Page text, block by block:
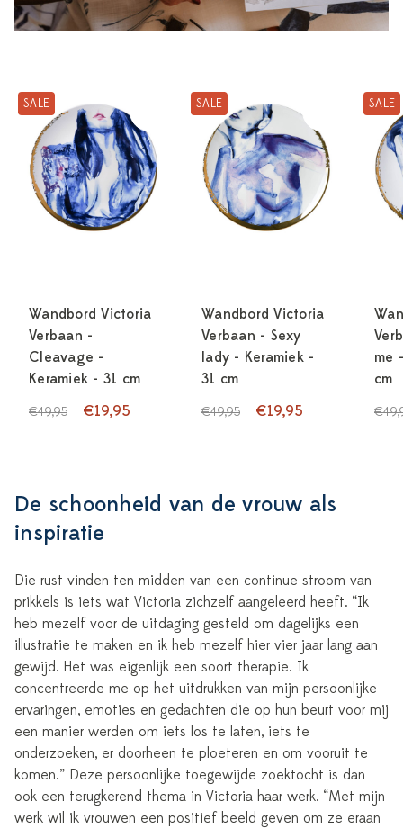
SALE
Wandbord Victoria
Verbaan -
Cleavage -
Keramiek - 31 cm
€49,95 €19,95
SALE
Wandbord Victoria
Verbaan - Sexy
lady - Keramiek -
31 cm
€49,95 €19,95
SALE
me
cm
De schoonheid van de vrouw als
inspiratie
Die rust vinden ten midden van een continue stroom van
prikkels is iets wat Victoria zichzelf aangeleerd heeft. “Ik
heb mezelf voor de uitdaging gesteld om dagelijks een
illustratie te maken en ik heb mezelf hier vier jaar lang aan
gewijd. Het was eigenlijk een soort therapie. Ik
concentreerde me op het uitdrukken van mijn persoonlijke
ervaringen, emoties en gedachten die op hun beurt voor mij
een manier werden om iets los te laten, iets te
onderzoeken, er doorheen te ploeteren en om vooruit te
komen.” Deze persoonlijke toegewijde zoektocht is dan
ook een terugkerend thema in Victoria haar werk. “Met mijn
werk wil ik vrouwen een positief beeld geven om ze eraan